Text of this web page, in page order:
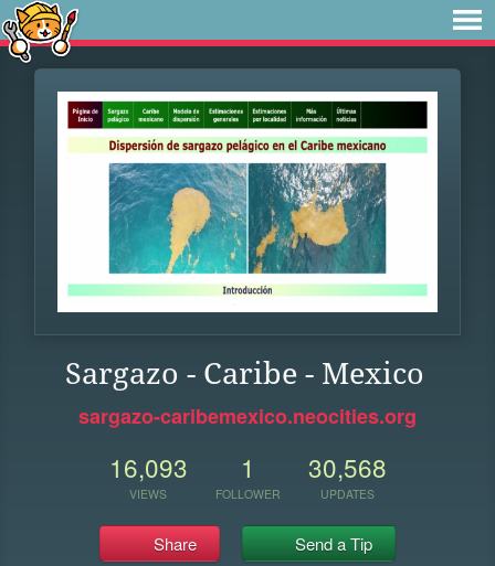
Sargazo - Caribe - Mexico
sargazo-caribemexico.neocities.org
16,093
VIEWS
1
FOLLOWER
30,568
UPDATES
Share Send a Tip